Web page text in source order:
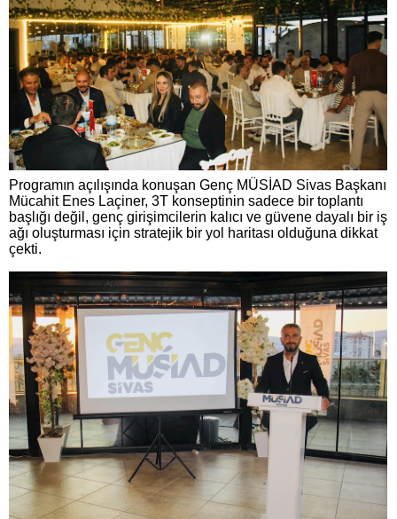
Programın açılışında konuşan Genç MÜSİAD Sivas Başkanı
Mücahit Enes Laçiner, 3T konseptinin sadece bir toplantı
başlığı değil, genç girişimcilerin kalıcı ve güvene dayalı bir iş
ağı oluşturması için stratejik bir yol haritası olduğuna dikkat
çekti.